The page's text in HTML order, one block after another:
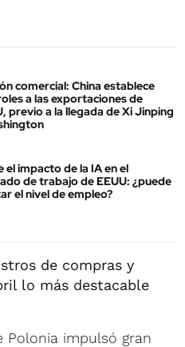
comercial: China establece
a las exportaciones de
previo a la llegada de Xi Jinping
el impacto de la IA en el
de trabajo de EEUU: ¿puede
el nivel de empleo?
de compras y
lo más destacable
Polonia impulsó gran